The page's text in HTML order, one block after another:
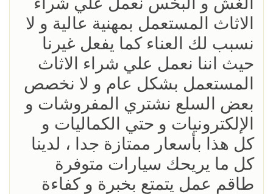
الاثاث المستعمل بمهنية عالية و لا
نسبب لك العناء كما يفعل غيرنا
حيث اننا نعمل علي شراء الاثاث
المستعمل بشكل عام و لا نخصص
بعض السلع نشتري المفروشات و
الإلكترونيات و حتي الكماليات و
كل هذا بأسعار ممتازة جدا ، لدينا
كل ما يريحك سيارات متوفرة
طاقم عمل يتمتع بخبرة و كفاءة